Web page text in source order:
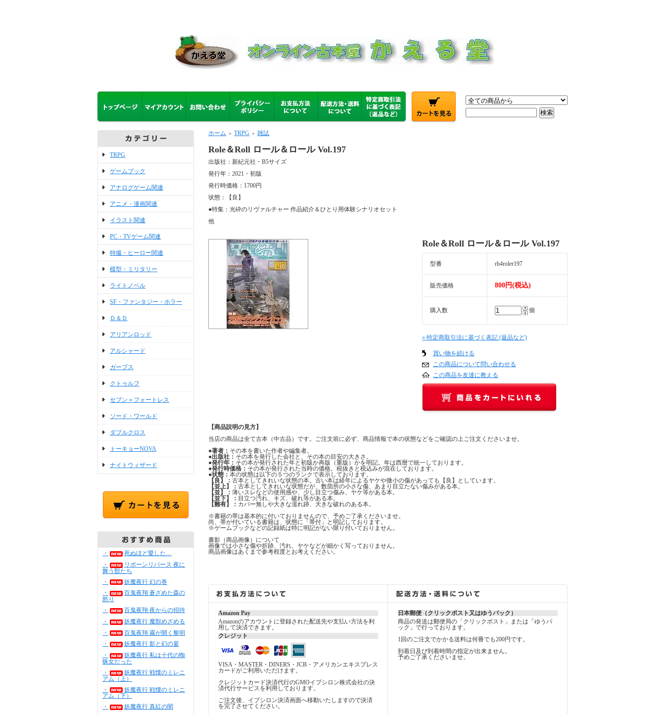
TRPG
ゲームブック
アナログゲーム関連
アニメ・漫画関連
イラスト関連
PC・TVゲーム関連
特撮・ヒーロー関連
模型・ミリタリー
ライトノベル
SF・ファンタジー・ホラー
Ｄ＆Ｄ
アリアンロッド
アルシャード
ガープス
クトゥルフ
セブン＝フォートレス
ソード・ワールド
ダブルクロス
トーキョーNOVA
ナイトウィザード
・
死ぬほど愛した…
・
リボーンリバース 夜に
舞う獣たち
・
妖魔夜行 幻の巻
・
百鬼夜翔 蒼ざめた森の
怒り
・
百鬼夜翔 夜からの招待
・
妖魔夜行 魔獣めざめる
・
百鬼夜翔 霧が開く黎明
・
妖魔夜行 影と幻の宴
・
妖魔夜行 私は十代の蜘
蛛女だった
・
妖魔夜行 戦慄のミレニ
アム（上）
・
妖魔夜行 戦慄のミレニ
アム（下）
・
妖魔夜行 真紅の闇
ホーム ＞ TRPG ＞ 雑誌
Role＆Roll ロール＆ロール Vol.197
出版社：新紀元社・B5サイズ
発行年：2021・初版
発行時価格：1700円
状態：【良】
●特集：光砕のリヴァルチャー 作品紹介＆ひとり用体験シナリオセット
他
Role＆Roll ロール＆ロール Vol.197
型番 rh4roler197
販売価格 800円(税込)
購入数 個
» 特定商取引法に基づく表記 (返品など)
買い物を続ける
この商品について問い合わせる
この商品を友達に教える
【商品説明の見方】
当店の商品は全て古本（中古品）です。ご注文前に必ず、商品情報で本の状態などをご確認の上ご注文くださいませ。
●著者： その本を書いた作者や編集者。
●出版社： その本を発行した会社と、その本の目安の大きさ。
●発行年： その本が発行された年と初版か再版（重版）かを明記。年は西暦で統一しております。
●発行時価格： その本が発行された当時の価格。税抜きと税込みが混在しております。
●状態： 本の状態は以下の５つのランクで表示しております。
【良】： 古本としてきれいな状態の本。古い本は経年によるヤケや微小の傷があっても【良】としています。
【並上】： 古本としてきれいな状態だが、数箇所の小さな傷、あまり目立たない傷みがある本。
【並】： 薄いスレなどの使用感や、少し目立つ傷み、ヤケ等がある本。
【並下】： 目立つ汚れ、キズ、破れ等がある本。
【難有】： カバー無しや大きな濡れ跡、大きな破れのある本。
※書籍の帯は基本的に付いておりませんので、予めご了承くださいませ。
尚、帯が付いている書籍は、状態に「帯付」と明記しております。
※ゲームブックなどの記録紙は特に明記がない限り付いておりません。
書影（商品画像）について
画像では小さな傷や折跡、汚れ、ヤケなどが細かく写っておりません。
商品画像はあくまで参考程度とお考えください。
Amazon Pay
Amazonのアカウントに登録された配送先や支払い方法を利
用して決済できます。
クレジット
VISA・MASTER・DINERS・JCB・アメリカンエキスプレス
カードがご利用いただけます。
クレジットカード決済代行のGMOイプシロン株式会社の決
済代行サービスを利用しております。
ご注文後、イプシロン決済画面へ移動いたしますので決済
を完了させてください。
日本郵便（クリックポスト又はゆうパック）
商品の発送は郵便局の「クリックポスト」または「ゆうパ
ック」で行っております。
1回のご注文でかかる送料は何冊でも200円です。
到着日及び到着時間の指定が出来ません。
予めご了承くださいませ。